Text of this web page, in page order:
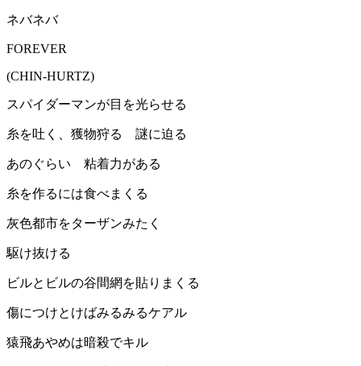
ネバネバ
FOREVER
(CHIN-HURTZ)
スパイダーマンが目を光らせる
糸を吐く、獲物狩る 謎に迫る
あのぐらい 粘着力がある
糸を作るには食べまくる
灰色都市をターザンみたく
駆け抜ける
ビルとビルの谷間網を貼りまくる
傷につけとけばみるみるケアル
猿飛あやめは暗殺でキル